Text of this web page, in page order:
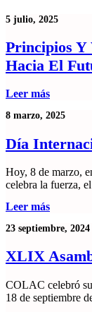
5 julio, 2025
Principios Y
Hacia El
Leer más
8 marzo, 2025
Día
Hoy, 8 de marzo,
celebra la fuerza,
Leer más
23 septiembre, 2024
XLIX
COLAC celebró
18 de septiembre